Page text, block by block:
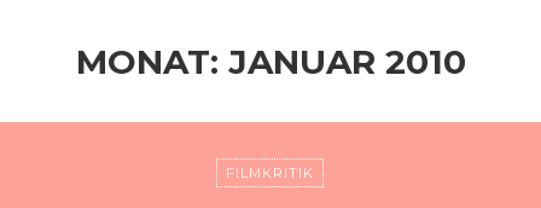
MONAT: JANUAR 2010
FILMKRITIK